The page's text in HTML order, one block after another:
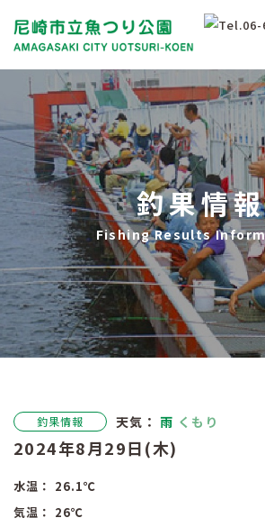
釣果情報
Fishing Results
釣果情報 天気：雨 くもり
2024年8月29日(木)
水温： 26.1℃
気温： 26℃